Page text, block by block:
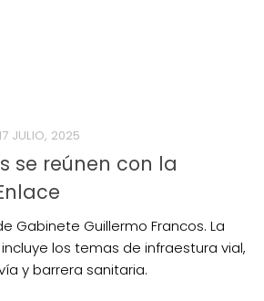
JULIO, 2025
se reúnen con la
Gabinete Guillermo Francos. La
los temas de infraestura vial,
y barrera sanitaria.